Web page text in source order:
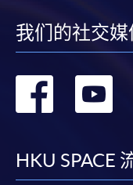
我们的社交媒
转
HKU SPACE